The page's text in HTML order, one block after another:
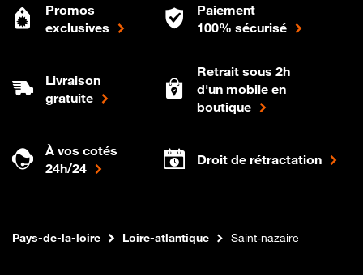
Promos
exclusives
Paiement
100% sécurisé
Livraison
gratuite
Retrait sous 2h
d'un mobile en
boutique
À vos cotés
24h/24
Droit de rétractation
Boutique Orange
Internet fibre
Pays-de-la-loire Loire-atlantique Saint-nazaire